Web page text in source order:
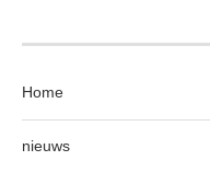
Home
nieuws